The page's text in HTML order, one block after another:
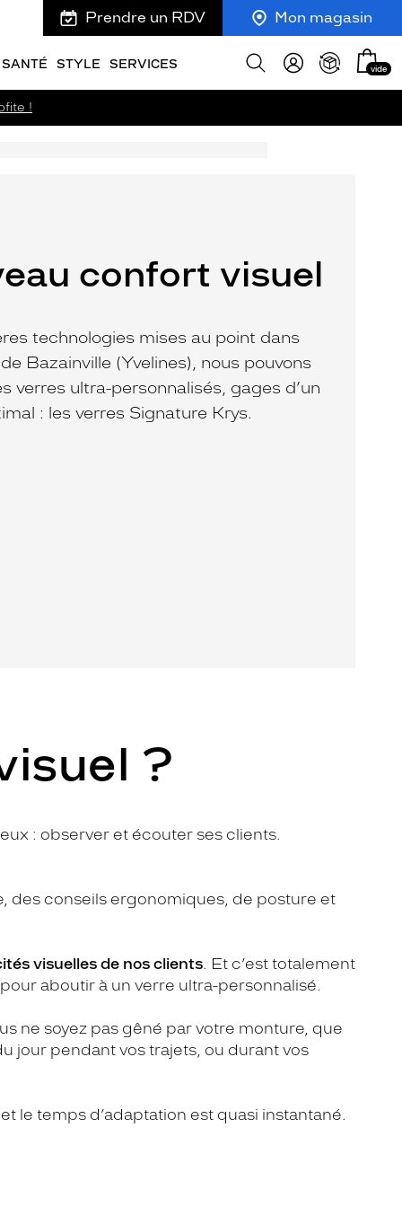
Prendre un RDV Mon magasin
SANTÉ STYLE SERVICES
Afficher
Mon
panier
vide
!
confort visuel
technologies mises au point dans
Bazainville (Yvelines), nous pouvons
verres ultra-personnalisés, gages d’un
: les verres Signature Krys.
?
: observer et écouter ses clients.
des conseils ergonomiques, de posture et
visuelles de nos clients. Et c’est totalement
aboutir à un verre ultra-personnalisé.
ne soyez pas gêné par votre monture, que
jour pendant vos trajets, ou durant vos
le temps d’adaptation est quasi instantané.